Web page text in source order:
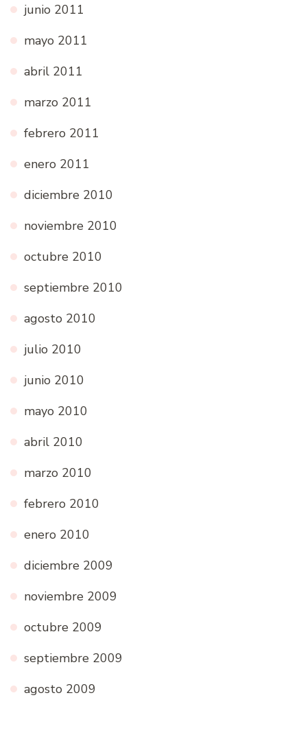
junio 2011
mayo 2011
abril 2011
marzo 2011
febrero 2011
enero 2011
diciembre 2010
noviembre 2010
octubre 2010
septiembre 2010
agosto 2010
julio 2010
junio 2010
mayo 2010
abril 2010
marzo 2010
febrero 2010
enero 2010
diciembre 2009
noviembre 2009
octubre 2009
septiembre 2009
agosto 2009